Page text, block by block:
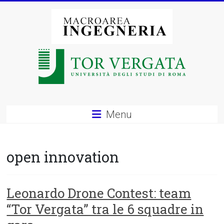
Macroarea
degli
di
Roma
Menu
open innovation
Leonardo Drone Contest: team
“Tor Vergata” tra le 6 squadre in